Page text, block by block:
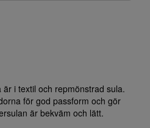
i textil och repmönstrad sula.
för god passform och gör
är bekväm och lätt.